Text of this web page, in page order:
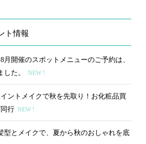
ト情報
月開催のスポットメニューのご予約は、
した。
NEW !
イントメイクで秋を先取り！お化粧品買
行 NEW !
型とメイクで、夏から秋のおしゃれを底